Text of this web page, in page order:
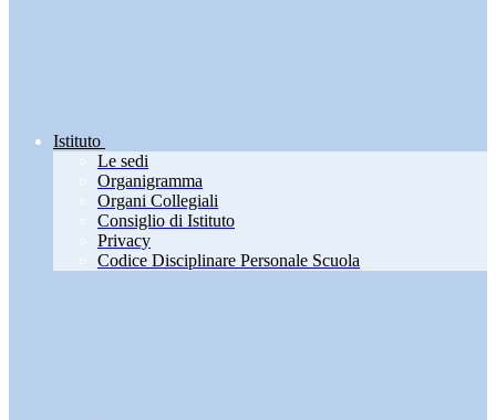
Istituto
Le sedi
Organigramma
Organi Collegiali
Consiglio di Istituto
Privacy
Codice Disciplinare Personale Scuola